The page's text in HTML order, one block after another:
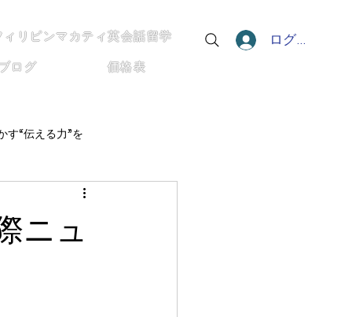
ィリピンマカティ英会話留学
ログ 価格表
ログイン
す“伝える力”を
僕の英語と世界のつながり方
ニュ
〜